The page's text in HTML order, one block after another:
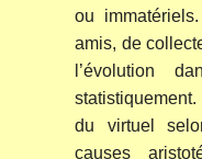
ou
amis, de
l’évolution
du virtuel
causes